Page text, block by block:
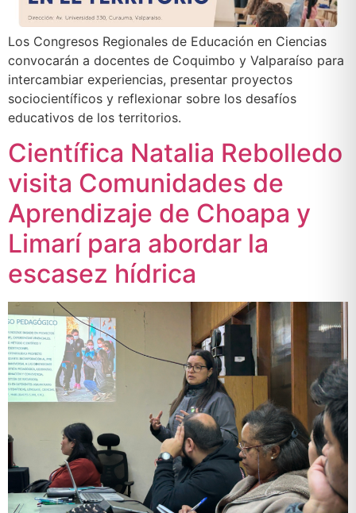
Los Congresos Regionales de Educación en Ciencias
convocarán a docentes de Coquimbo y Valparaíso para
intercambiar experiencias, presentar proyectos
sociocientíficos y reflexionar sobre los desafíos
educativos de los territorios.
Científica Natalia Rebolledo
visita Comunidades de
Aprendizaje de Choapa y
Limarí para abordar la
escasez hídrica